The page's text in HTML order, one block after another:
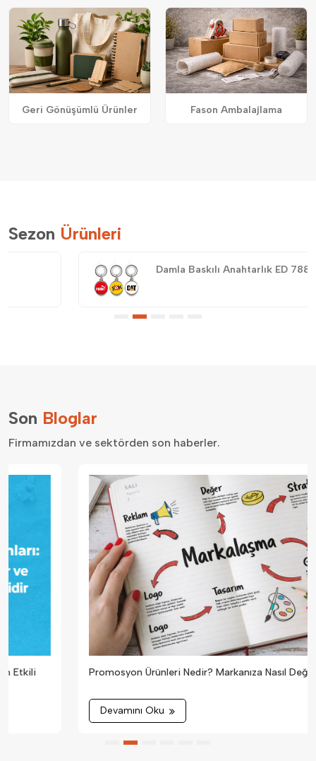
Geri Gönüşümlü Ürünler Fason Ambalajlama
Sezon Ürünleri
Damla Baskılı Anahtarlık ED 7883
Son Bloglar
Firmamızdan ve sektörden son haberler.
Promosyon Ürünleri Nedir? Markanıza Nasıl Değer Katar?